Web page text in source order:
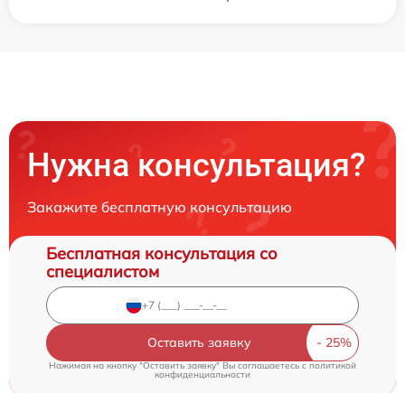
Нужна консультация?
Закажите бесплатную консультацию
Бесплатная консультация со
специалистом
Оставить заявку
Нажимая на кнопку "Оставить заявку" Вы соглашаетесь cполитикой
конфиденциальности